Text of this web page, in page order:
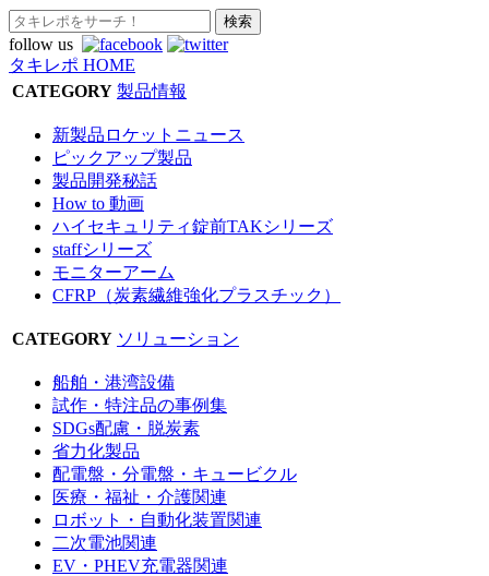
follow us
タキレポ HOME
CATEGORY 製品情報
新製品ロケットニュース
ピックアップ製品
製品開発秘話
How to 動画
ハイセキュリティ錠前TAKシリーズ
staffシリーズ
モニターアーム
CFRP（炭素繊維強化プラスチック）
CATEGORY ソリューション
船舶・港湾設備
試作・特注品の事例集
SDGs配慮・脱炭素
省力化製品
配電盤・分電盤・キュービクル
医療・福祉・介護関連
ロボット・自動化装置関連
二次電池関連
EV・PHEV充電器関連